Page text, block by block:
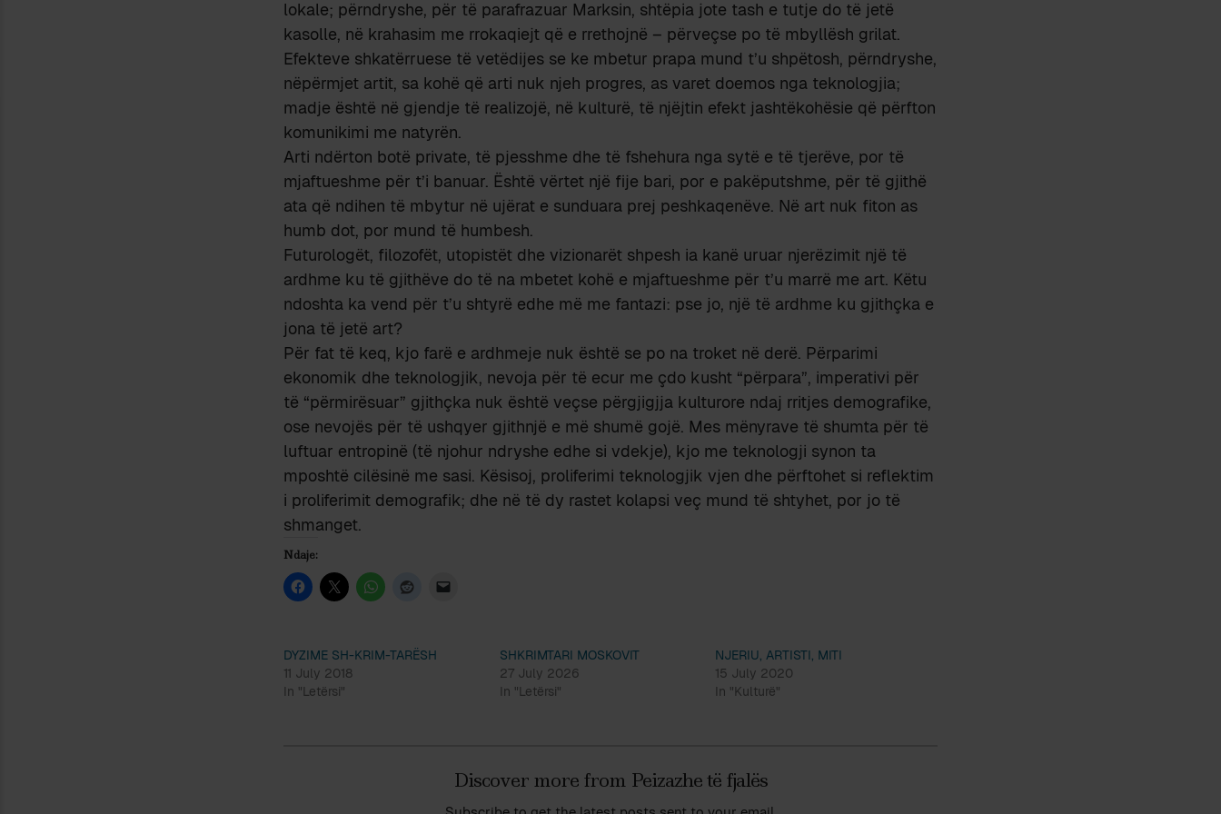
lokale; përndryshe, për të parafrazuar Marksin, shtëpia jote tash e tutje do të jetë
kasolle, në krahasim me rrokaqiejt që e rrethojnë – përveçse po të mbyllësh grilat.
Efekteve shkatërruese të vetëdijes se ke mbetur prapa mund t’u shpëtosh, përndryshe,
nëpërmjet artit, sa kohë që arti nuk njeh progres, as varet doemos nga teknologjia;
madje është në gjendje të realizojë, në kulturë, të njëjtin efekt jashtëkohësie që përfton
komunikimi me natyrën.
Arti ndërton botë private, të pjesshme dhe të fshehura nga sytë e të tjerëve, por të
mjaftueshme për t’i banuar. Është vërtet një fije bari, por e pakëputshme, për të gjithë
ata që ndihen të mbytur në ujërat e sunduara prej peshkaqenëve. Në art nuk fiton as
humb dot, por mund të humbesh.
Futurologët, filozofët, utopistët dhe vizionarët shpesh ia kanë uruar njerëzimit një të
ardhme ku të gjithëve do të na mbetet kohë e mjaftueshme për t’u marrë me art. Këtu
ndoshta ka vend për t’u shtyrë edhe më me fantazi: pse jo, një të ardhme ku gjithçka e
jona të jetë art?
Për fat të keq, kjo farë e ardhmeje nuk është se po na troket në derë. Përparimi
ekonomik dhe teknologjik, nevoja për të ecur me çdo kusht “përpara”, imperativi për
të “përmirësuar” gjithçka nuk është veçse përgjigjja kulturore ndaj rritjes demografike,
ose nevojës për të ushqyer gjithnjë e më shumë gojë. Mes mënyrave të shumta për të
luftuar entropinë (të njohur ndryshe edhe si vdekje), kjo me teknologji synon ta
mposhtë cilësinë me sasi. Kësisoj, proliferimi teknologjik vjen dhe përftohet si reflektim
i proliferimit demografik; dhe në të dy rastet kolapsi veç mund të shtyhet, por jo të
shmanget.
Ndaje:
DYZIME SH-KRIM-TARËSH
11 July 2018
In "Letërsi"
SHKRIMTARI MOSKOVIT
27 July 2026
In "Letërsi"
NJERIU, ARTISTI, MITI
15 July 2020
In "Kulturë"
Discover more from Peizazhe të fjalës